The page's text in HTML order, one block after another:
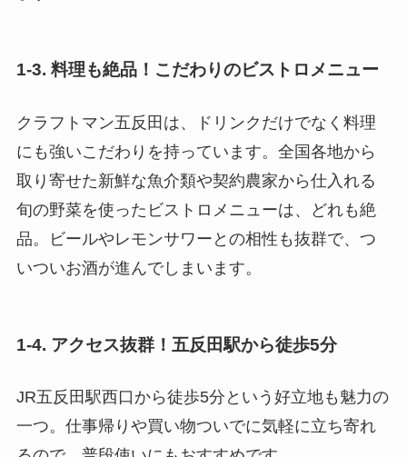
1-3. 料理も絶品！こだわりのビストロメニュー
クラフトマン五反田は、ドリンクだけでなく料理
にも強いこだわりを持っています。全国各地から
取り寄せた新鮮な魚介類や契約農家から仕入れる
旬の野菜を使ったビストロメニューは、どれも絶
品。ビールやレモンサワーとの相性も抜群で、つ
いついお酒が進んでしまいます。
1-4. アクセス抜群！五反田駅から徒歩5分
JR五反田駅西口から徒歩5分という好立地も魅力の
一つ。仕事帰りや買い物ついでに気軽に立ち寄れ